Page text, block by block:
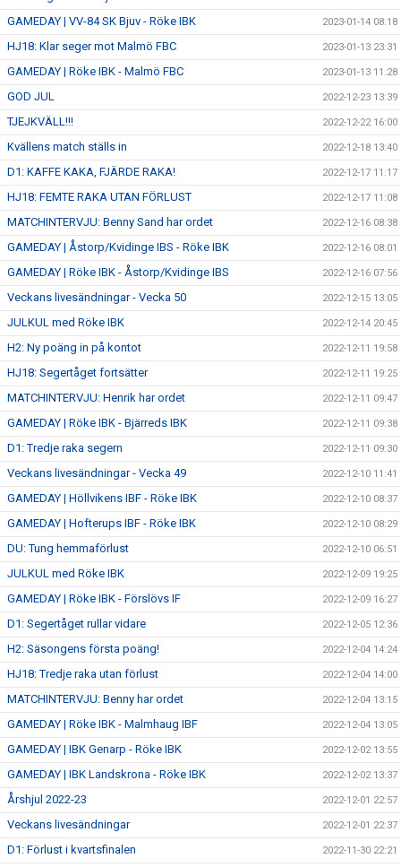
GAMEDAY | VV-84 SK Bjuv - Röke IBK 2023-01-14 08:18
HJ18: Klar seger mot Malmö FBC 2023-01-13 23:31
GAMEDAY | Röke IBK - Malmö FBC 2023-01-13 11:28
GOD JUL 2022-12-23 13:39
TJEJKVÄLL!!! 2022-12-22 16:00
Kvällens match ställs in 2022-12-18 13:40
D1: KAFFE KAKA, FJÄRDE RAKA! 2022-12-17 11:17
HJ18: FEMTE RAKA UTAN FÖRLUST 2022-12-17 11:08
MATCHINTERVJU: Benny Sand har ordet 2022-12-16 08:38
GAMEDAY | Åstorp/Kvidinge IBS - Röke IBK 2022-12-16 08:01
GAMEDAY | Röke IBK - Åstorp/Kvidinge IBS 2022-12-16 07:56
Veckans livesändningar - Vecka 50 2022-12-15 13:05
JULKUL med Röke IBK 2022-12-14 20:45
H2: Ny poäng in på kontot 2022-12-11 19:58
HJ18: Segertåget fortsätter 2022-12-11 19:25
MATCHINTERVJU: Henrik har ordet 2022-12-11 09:47
GAMEDAY | Röke IBK - Bjärreds IBK 2022-12-11 09:38
D1: Tredje raka segern 2022-12-11 09:30
Veckans livesändningar - Vecka 49 2022-12-10 11:41
GAMEDAY | Höllvikens IBF - Röke IBK 2022-12-10 08:37
GAMEDAY | Hofterups IBF - Röke IBK 2022-12-10 08:29
DU: Tung hemmaförlust 2022-12-10 06:51
JULKUL med Röke IBK 2022-12-09 19:25
GAMEDAY | Röke IBK - Förslövs IF 2022-12-09 16:27
D1: Segertåget rullar vidare 2022-12-05 12:36
H2: Säsongens första poäng! 2022-12-04 14:24
HJ18: Tredje raka utan förlust 2022-12-04 14:00
MATCHINTERVJU: Benny har ordet 2022-12-04 13:15
GAMEDAY | Röke IBK - Malmhaug IBF 2022-12-04 13:05
GAMEDAY | IBK Genarp - Röke IBK 2022-12-02 13:55
GAMEDAY | IBK Landskrona - Röke IBK 2022-12-02 13:37
Årshjul 2022-23 2022-12-01 22:57
Veckans livesändningar 2022-12-01 22:37
D1: Förlust i kvartsfinalen 2022-11-30 22:21